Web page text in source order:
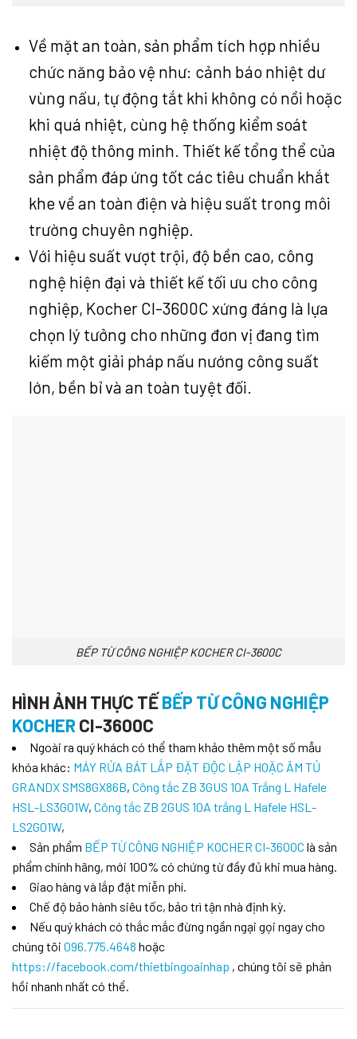
Về mặt an toàn, sản phẩm tích hợp nhiều
chức năng bảo vệ như: cảnh báo nhiệt dư
vùng nấu, tự động tắt khi không có nồi hoặc
khi quá nhiệt, cùng hệ thống kiểm soát
nhiệt độ thông minh. Thiết kế tổng thể của
sản phẩm đáp ứng tốt các tiêu chuẩn khắt
khe về an toàn điện và hiệu suất trong môi
trường chuyên nghiệp.
Với hiệu suất vượt trội, độ bền cao, công
nghệ hiện đại và thiết kế tối ưu cho công
nghiệp, Kocher CI-3600C xứng đáng là lựa
chọn lý tưởng cho những đơn vị đang tìm
kiếm một giải pháp nấu nướng công suất
lớn, bền bỉ và an toàn tuyệt đối.
BẾP TỪ CÔNG NGHIỆP KOCHER CI-3600C
HÌNH ẢNH THỰC TẾBẾP TỪ CÔNG NGHIỆP
KOCHERCI-3600C
Ngoài ra quý khách có thể tham khảo thêm một số mẫu
khóa khác: MÁY RỬA BÁT LẮP ĐẶT ĐỘC LẬP HOẶC ÂM TỦ
GRANDX SMS8GX86B, Công tắc ZB 3GUS 10A Trắng L Hafele
HSL-LS3G01W, Công tắc ZB 2GUS 10A trắng L Hafele HSL-
LS2G01W,
Sản phẩm BẾP TỪ CÔNG NGHIỆP KOCHER CI-3600C là sản
phẩm chính hãng, mới 100% có chứng từ đầy đủ khi mua hàng.
Giao hàng và lắp đặt miễn phí.
Chế độ bảo hành siêu tốc, bảo trì tận nhà định kỳ.
Nếu quý khách có thắc mắc đừng ngần ngại gọi ngay cho
chúng tôi 096.775.4648 hoặc
https://facebook.com/thietbingoainhap , chúng tôi sẽ phản
hồi nhanh nhất có thể.